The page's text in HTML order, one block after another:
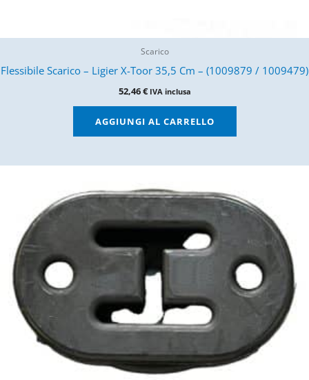
Scarico
Flessibile Scarico – Ligier X-Toor 35,5 Cm – (1009879 / 1009479)
52,46€ IVA inclusa
AGGIUNGI AL CARRELLO